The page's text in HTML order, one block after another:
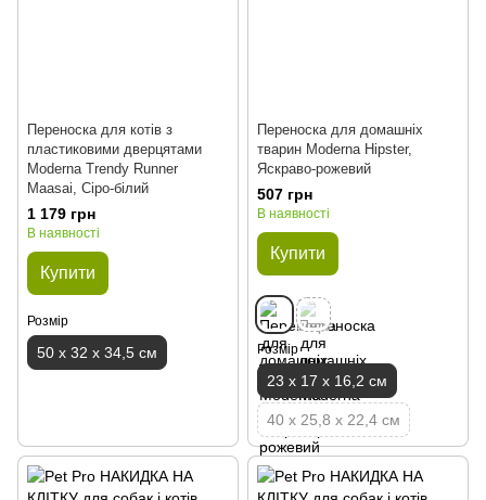
Переноска для котів з
пластиковими дверцятами
Moderna Trendy Runner
Maasai, Сіро-білий
1 179 грн
В наявності
Купити
Розмір
50 х 32 х 34,5 см
Переноска для домашніх
тварин Moderna Hipster,
Яскраво-рожевий
507 грн
В наявності
Купити
Розмір
23 х 17 х 16,2 см
40 х 25,8 х 22,4 см